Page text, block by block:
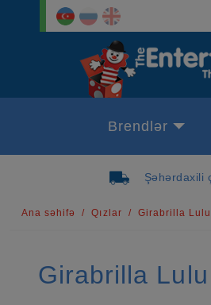
Brendlər
Şəhərdaxili
Ana səhifə Qızlar Girabrilla
Girabrilla